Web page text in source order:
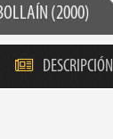
(2000)
DESCRIPCIÓN